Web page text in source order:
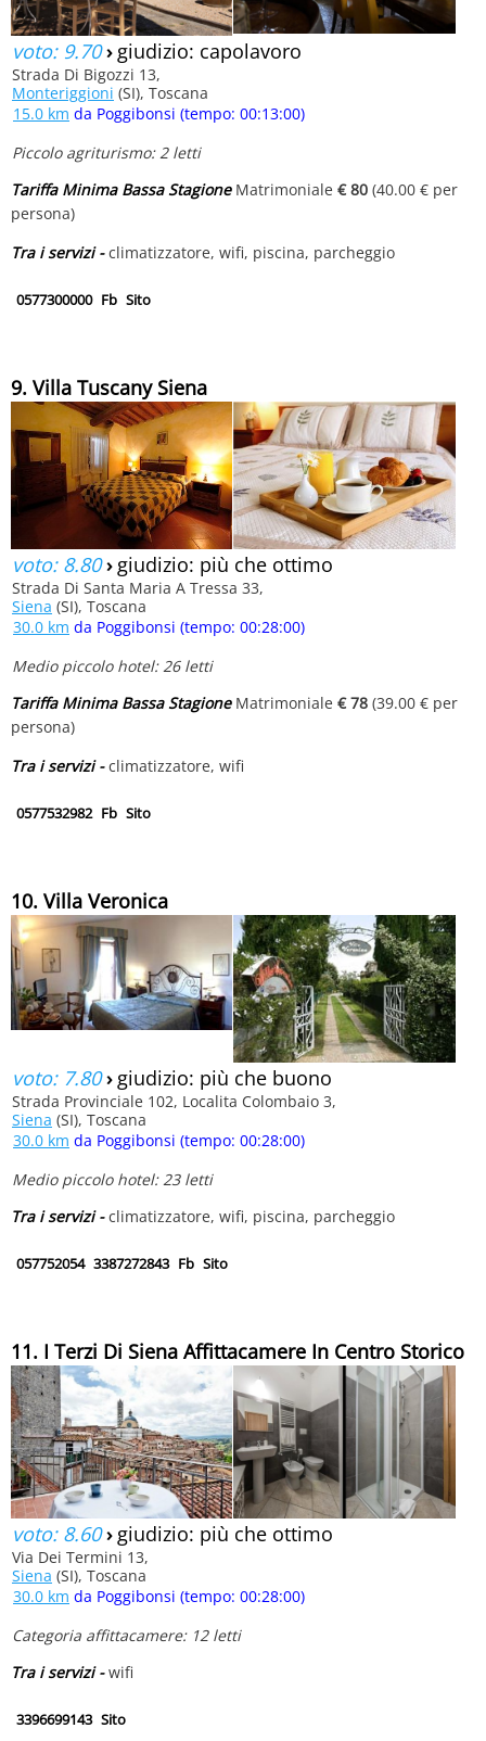
voto: 9.70› giudizio: capolavoro
Strada Di Bigozzi 13,
Monteriggioni (SI), Toscana
15.0 km da Poggibonsi (tempo: 00:13:00)
Piccolo agriturismo: 2 letti
Tariffa Minima Bassa StagioneMatrimoniale € 80 (40.00 € per
persona)
Tra i servizi -climatizzatore, wifi, piscina, parcheggio
0577300000 Fb Sito
9. Villa Tuscany Siena
voto: 8.80› giudizio: più che ottimo
Strada Di Santa Maria A Tressa 33,
Siena (SI), Toscana
30.0 km da Poggibonsi (tempo: 00:28:00)
Medio piccolo hotel: 26 letti
Tariffa Minima Bassa StagioneMatrimoniale € 78 (39.00 € per
persona)
Tra i servizi -climatizzatore, wifi
0577532982 Fb Sito
10. Villa Veronica
voto: 7.80› giudizio: più che buono
Strada Provinciale 102, Localita Colombaio 3,
Siena (SI), Toscana
30.0 km da Poggibonsi (tempo: 00:28:00)
Medio piccolo hotel: 23 letti
Tra i servizi -climatizzatore, wifi, piscina, parcheggio
057752054 3387272843 Fb Sito
11. I Terzi Di Siena Affittacamere In Centro Storico
voto: 8.60› giudizio: più che ottimo
Via Dei Termini 13,
Siena (SI), Toscana
30.0 km da Poggibonsi (tempo: 00:28:00)
Categoria affittacamere: 12 letti
Tra i servizi -wifi
3396699143 Sito